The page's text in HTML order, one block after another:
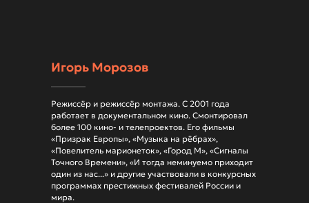
Игорь Морозов
Режиссёр и режиссёр монтажа. С 2001 года
работает в документальном кино. Смонтировал
более 100 кино- и телепроектов. Его фильмы
«Призрак Европы», «Музыка на рёбрах»,
«Повелитель марионеток», «Город М», «Сигналы
Точного Времени», «И тогда неминуемо приходит
один из нас...» и другие участвовали в конкурсных
программах престижных фестивалей России и
мира.